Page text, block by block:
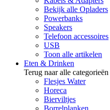
Bekijk alle Opladers
Powerbanks
Speakers
Telefoon accessoires
USB
Toon alle artikelen
Eten & Drinken
Terug naar alle categorieën
Flesjes Water
Horeca
Bierviltjes
Borrelplanken